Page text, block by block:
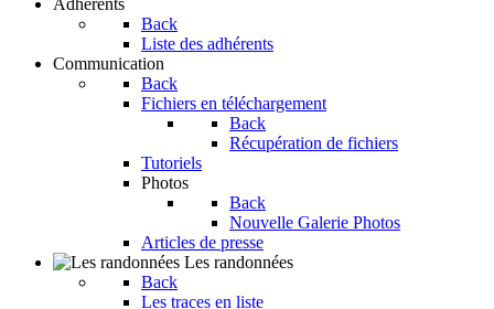
Adhérents
Back
Liste des adhérents
Communication
Back
Fichiers en téléchargement
Back
Récupération de fichiers
Tutoriels
Photos
Back
Nouvelle Galerie Photos
Articles de presse
Les randonnées
Back
Les traces en liste